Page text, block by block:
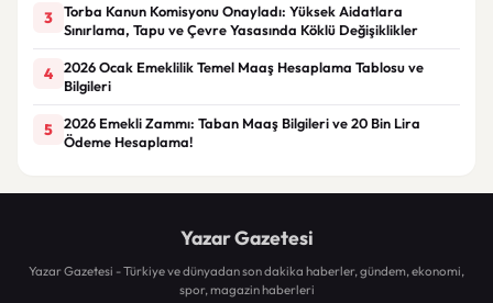
3
Torba Kanun Komisyonu Onayladı: Yüksek Aidatlara
Sınırlama, Tapu ve Çevre Yasasında Köklü Değişiklikler
4
2026 Ocak Emeklilik Temel Maaş Hesaplama Tablosu ve
Bilgileri
5
2026 Emekli Zammı: Taban Maaş Bilgileri ve 20 Bin Lira
Ödeme Hesaplama!
Yazar Gazetesi
Yazar Gazetesi - Türkiye ve dünyadan son dakika haberler, gündem, ekonomi,
spor, magazin haberleri